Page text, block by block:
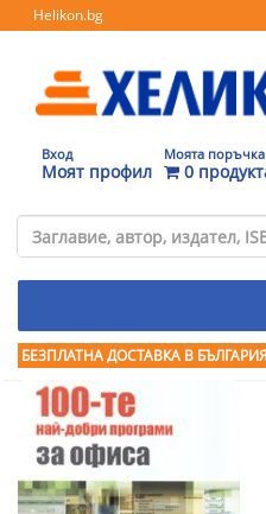
Helikon.bg
Вход
Моят профил
Моята поръчка
0
БЕЗПЛАТНА ДОСТАВКА В